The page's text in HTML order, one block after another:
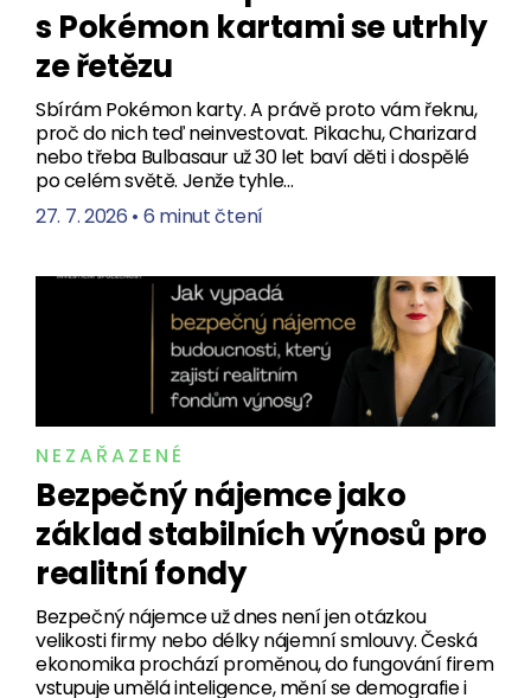
s Pokémon kartami se utrhly
ze řetězu
Sbírám Pokémon karty. A právě proto vám řeknu,
proč do nich teď neinvestovat. Pikachu, Charizard
nebo třeba Bulbasaur už 30 let baví děti i dospělé
po celém světě. Jenže tyhle…
27. 7. 2026 • 6 minut čtení
NEZAŘAZENÉ
Bezpečný nájemce jako
základ stabilních výnosů pro
realitní fondy
Bezpečný nájemce už dnes není jen otázkou
velikosti firmy nebo délky nájemní smlouvy. Česká
ekonomika prochází proměnou, do fungování firem
vstupuje umělá inteligence, mění se demografie i